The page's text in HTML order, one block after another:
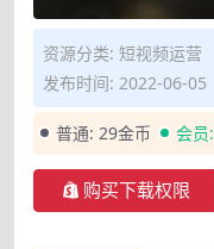
资源分类: 短视频运营
发布时间: 2022-06-05
普通: 29金币 会员:
购买下载权限